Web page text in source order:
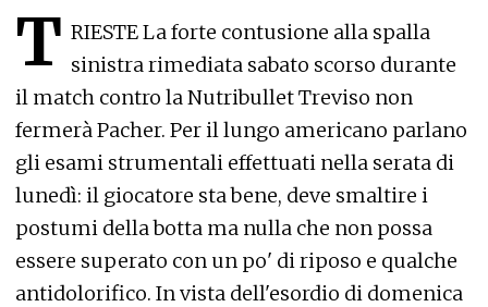
T RIESTELa forte contusione alla spalla
sinistra rimediata sabato scorso durante
il match contro la Nutribullet Treviso non
fermerà Pacher. Per il lungo americano parlano
gli esami strumentali effettuati nella serata di
lunedì: il giocatore sta bene, deve smaltire i
postumi della botta ma nulla che non possa
essere superato con un po' di riposo e qualche
antidolorifico. In vista dell'esordio di domenica